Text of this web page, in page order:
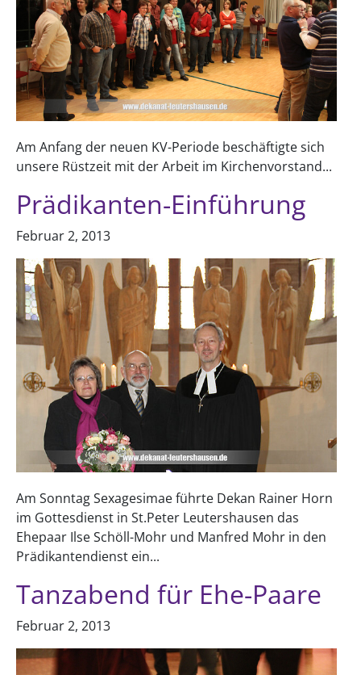
Am Anfang der neuen KV-Periode beschäftigte sich
unsere Rüstzeit mit der Arbeit im Kirchenvorstand...
Prädikanten-Einführung
Februar 2, 2013
Am Sonntag Sexagesimae führte Dekan Rainer Horn
im Gottesdienst in St.Peter Leutershausen das
Ehepaar Ilse Schöll-Mohr und Manfred Mohr in den
Prädikantendienst ein...
Tanzabend für Ehe-Paare
Februar 2, 2013